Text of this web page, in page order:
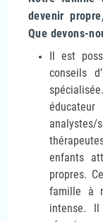
devenir
Que devons-
Il est
conseils
enfants
propres.
famille à
intense. Il